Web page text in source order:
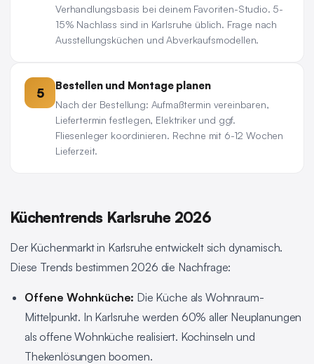
Verhandlungsbasis bei deinem Favoriten-Studio. 5-
15% Nachlass sind in Karlsruhe üblich. Frage nach
Ausstellungsküchen und Abverkaufsmodellen.
5 Bestellen und Montage planen
Nach der Bestellung: Aufmaßtermin vereinbaren,
Liefertermin festlegen, Elektriker und ggf.
Fliesenleger koordinieren. Rechne mit 6-12 Wochen
Lieferzeit.
Küchentrends Karlsruhe 2026
Der Küchenmarkt in Karlsruhe entwickelt sich dynamisch.
Diese Trends bestimmen 2026 die Nachfrage:
Offene Wohnküche: Die Küche als Wohnraum-
Mittelpunkt. In Karlsruhe werden 60% aller Neuplanungen
als offene Wohnküche realisiert. Kochinseln und
Thekenlösungen boomen.